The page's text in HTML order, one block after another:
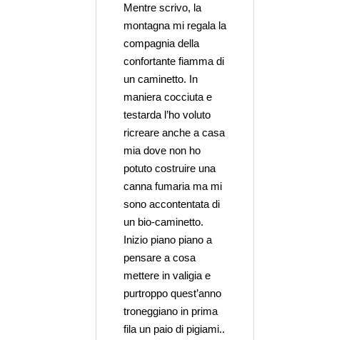
Mentre scrivo, la
montagna mi regala la
compagnia della
confortante fiamma di
un caminetto. In
maniera cocciuta e
testarda l’ho voluto
ricreare anche a casa
mia dove non ho
potuto costruire una
canna fumaria ma mi
sono accontentata di
un bio-caminetto.
Inizio piano piano a
pensare a cosa
mettere in valigia e
purtroppo quest’anno
troneggiano in prima
fila un paio di pigiami..